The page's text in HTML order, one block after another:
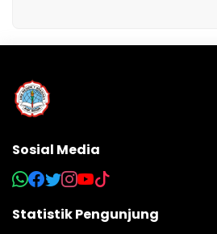
Sosial Media
Statistik Pengunjung